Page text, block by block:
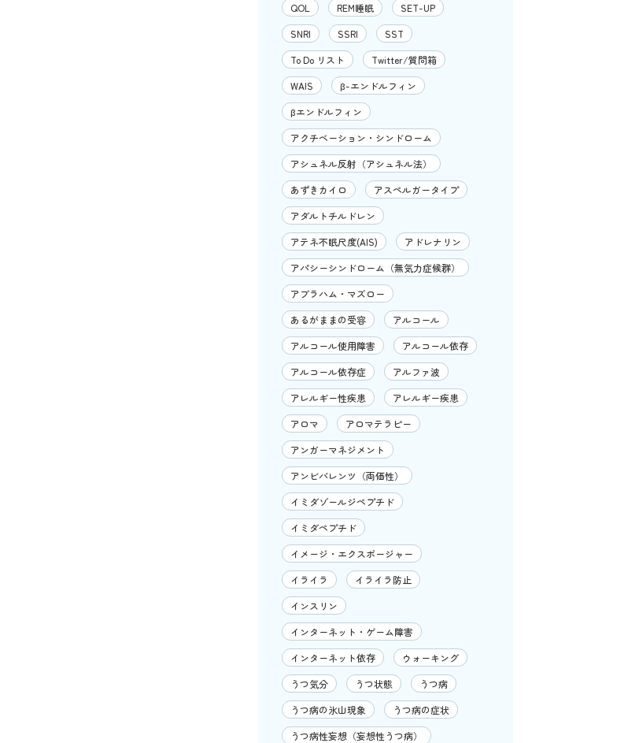
QOL
REM睡眠
SET-UP
SNRI
SSRI
SST
To Do リスト
Twitter/質問箱
WAIS
β-エンドルフィン
βエンドルフィン
アクチベーション・シンドローム
アシュネル反射（アシュネル法）
あずきカイロ
アスペルガータイプ
アダルトチルドレン
アテネ不眠尺度(AIS)
アドレナリン
アパシーシンドローム（無気力症候群）
アブラハム・マズロー
あるがままの受容
アルコール
アルコール使用障害
アルコール依存
アルコール依存症
アルファ波
アレルギー性疾患
アレルギー疾患
アロマ
アロマテラピー
アンガーマネジメント
アンビバレンツ（両価性）
イミダゾールジペプチド
イミダペプチド
イメージ・エクスポージャー
イライラ
イライラ防止
インスリン
インターネット・ゲーム障害
インターネット依存
ウォーキング
うつ気分
うつ状態
うつ病
うつ病の氷山現象
うつ病の症状
うつ病性妄想（妄想性うつ病）